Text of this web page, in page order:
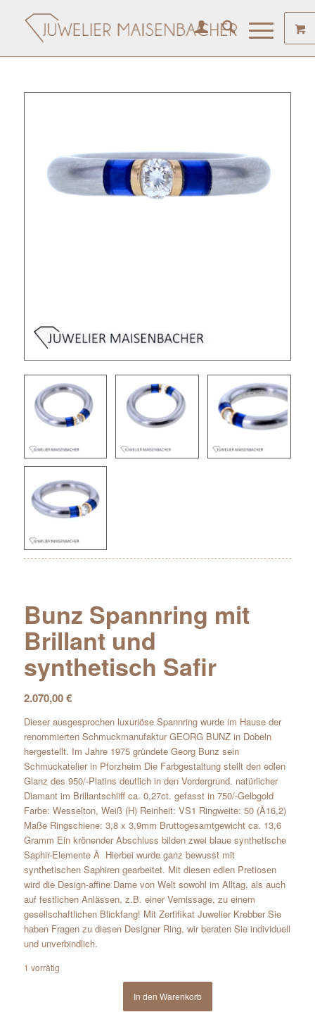
Bunz Spannring mit
Brillant und
synthetisch Safir
2.070,00€
Dieser ausgesprochen luxuriöse Spannring wurde im Hause der
renommierten Schmuckmanufaktur GEORG BUNZ in Dobeln
hergestellt. Im Jahre 1975 gründete Georg Bunz sein
Schmuckatelier in Pforzheim Die Farbgestaltung stellt den edlen
Glanz des 950/-Platins deutlich in den Vordergrund. natürlicher
Diamant im Brillantschliff ca. 0,27ct. gefasst in 750/-Gelbgold
Farbe: Wesselton, Weiß (H) Reinheit: VS1 Ringweite: 50 (Ã16,2)
Maße Ringschiene: 3,8 x 3,9mm Bruttogesamtgewicht ca. 13,6
Gramm Ein krönender Abschluss bilden zwei blaue synthetische
Saphir-Elemente Â Hierbei wurde ganz bewusst mit
synthetischen Saphiren gearbeitet. Mit diesen edlen Pretiosen
wird die Design-affine Dame von Welt sowohl im Alltag, als auch
auf festlichen Anlässen, z.B. einer Vernissage, zu einem
gesellschaftlichen Blickfang! Mit Zertifikat Juwelier Krebber Sie
haben Fragen zu diesen Designer Ring, wir beraten Sie individuell
und unverbindlich.
1 vorrätig
In den Warenkorb